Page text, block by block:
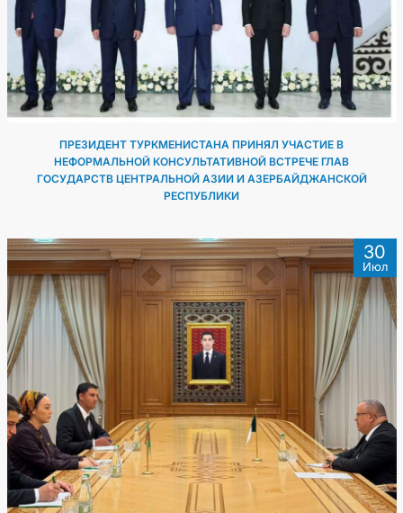
ПРЕЗИДЕНТ ТУРКМЕНИСТАНА ПРИНЯЛ УЧАСТИЕ В
НЕФОРМАЛЬНОЙ КОНСУЛЬТАТИВНОЙ ВСТРЕЧЕ ГЛАВ
ГОСУДАРСТВ ЦЕНТРАЛЬНОЙ АЗИИ И АЗЕРБАЙДЖАНСКОЙ
РЕСПУБЛИКИ
30
Июл